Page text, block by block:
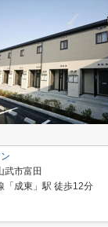
武市富田
「成東」駅 徒歩12分